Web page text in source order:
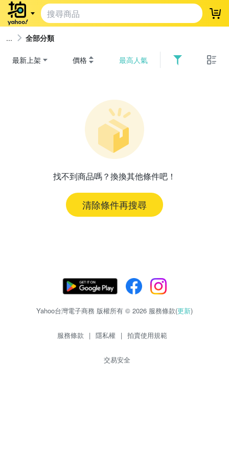
登
全部分類
最新上架 價格 最高人氣
找不到商品嗎？換換其他條件吧！
清除條件再搜尋
Yahoo台灣電子商務 版權所有 © 2026 服務條款(更新)
服務條款 | 隱私權 | 拍賣使用規範
交易安全